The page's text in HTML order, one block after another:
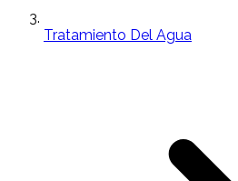
Tratamiento Del Agua